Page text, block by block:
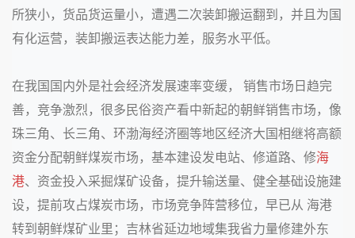
所狭小，货品货运量小，遭遇二次装卸搬运翻到，并且为国
有化运营，装卸搬运表达能力差，服务水平低。
在我国国内外是社会经济发展速率变缓， 销售市场日趋完
善，竞争激烈，很多民俗资产看中新起的朝鲜销售市场，像
珠三角、长三角、环渤海经济圈等地区经济大国相继将高额
资金分配朝鲜煤炭市场，基本建设发电站、修道路、修海
港、资金投入采掘煤矿设备，提升输送量、健全基础设施建
设，提前攻占煤炭市场，市场竞争阵营移位，早已从 海港
转到朝鲜煤矿业里；吉林省延边地域集我省力量修建外东